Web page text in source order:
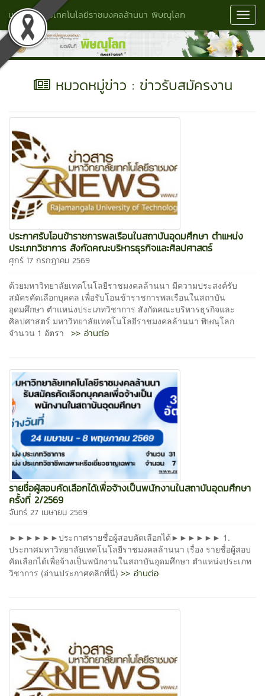
มหาวิทยาลัยเทคโนโลยีราชมงคลล้านนา พิษณุโลก
หมวดหมู่ข่าว : ข่าวรับสมัครงาน
ประกาศรับโอนข้าราชการพลเรือนในสถาบันอุดมศึกษา ตำแหน่ง
ประเภทวิชาการ สังกัดคณะบริหารธุรกิจและศิลปศาสตร์
ศุกร์ 17 กรกฎาคม 2569
ด้วยมหาวิทยาลัยเทคโนโลยีราชมงคลล้านนา มีความประสงค์รับ
สมัครคัดเลือกบุคคล เพื่อรับโอนข้าราชการพลเรือนในสถาบัน
อุดมศึกษา ตำแหน่งประเภทวิชาการ สังกัดคณะบริหารธุรกิจและ
ศิลปศาสตร์ มหาวิทยาลัยเทคโนโลยีราชมงคลล้านนา พิษณุโลก
จำนวน 1 อัตรา >> อ่านต่อ
รายชื่อผู้สอบคัดเลือกได้เพื่อจ้างเป็นพนักงานในสถาบันอุดมศึกษา
ครั้งที่ 2/2569
จันทร์ 27 เมษายน 2569
►►►►►►ประกาศรายชื่อผู้สอบคัดเลือกได้►►►►►► 1.
ประกาศมหาวิทยาลัยเทคโนโลยีราชมงคลล้านนา เรื่อง รายชื่อผู้สอบ
คัดเลือกได้เพื่อจ้างเป็นพนักงานในสถาบันอุดมศึกษา ตำแหน่งประเภท
วิชาการ (อ่านประกาศคลิกที่นี่) >> อ่านต่อ